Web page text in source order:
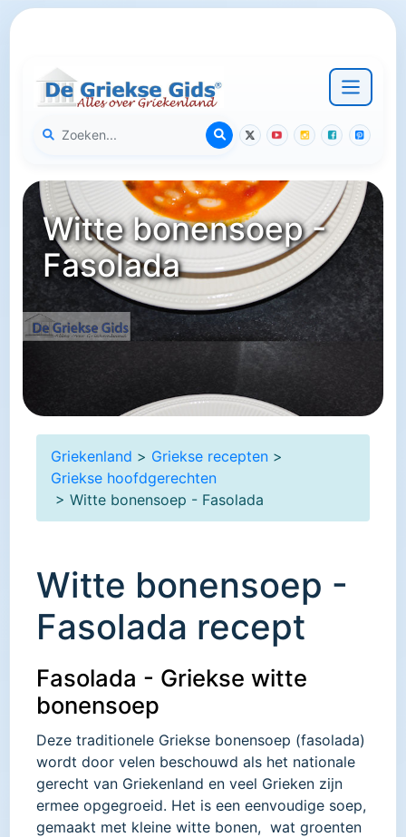
Witte bonensoep -
Fasolada
Griekenland > Griekse recepten >
Griekse hoofdgerechten
> Witte bonensoep - Fasolada
Witte bonensoep -
Fasolada recept
Fasolada - Griekse witte
bonensoep
Deze traditionele Griekse bonensoep (fasolada)
wordt door velen beschouwd als het nationale
gerecht van Griekenland en veel Grieken zijn
ermee opgegroeid. Het is een eenvoudige soep,
gemaakt met kleine witte bonen, wat groenten